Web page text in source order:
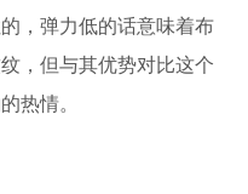
，弹力低的话意味着布
，但与其优势对比这个
热情。